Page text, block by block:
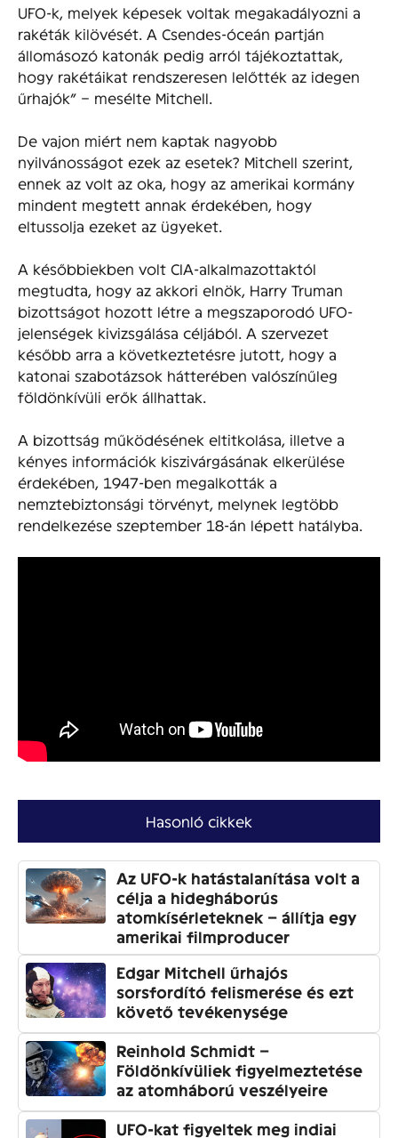
UFO-k, melyek képesek voltak megakadályozni a
rakéták kilövését. A Csendes-óceán partján
állomásozó katonák pedig arról tájékoztattak,
hogy rakétáikat rendszeresen lelőtték az idegen
űrhajók” – mesélte Mitchell.
De vajon miért nem kaptak nagyobb
nyilvánosságot ezek az esetek? Mitchell szerint,
ennek az volt az oka, hogy az amerikai kormány
mindent megtett annak érdekében, hogy
eltussolja ezeket az ügyeket.
A későbbiekben volt CIA-alkalmazottaktól
megtudta, hogy az akkori elnök, Harry Truman
bizottságot hozott létre a megszaporodó UFO-
jelenségek kivizsgálása céljából. A szervezet
később arra a következtetésre jutott, hogy a
katonai szabotázsok hátterében valószínűleg
földönkívüli erők állhattak.
A bizottság működésének eltitkolása, illetve a
kényes információk kiszivárgásának elkerülése
érdekében, 1947-ben megalkották a
nemztebiztonsági törvényt, melynek legtöbb
rendelkezése szeptember 18-án lépett hatályba.
Hasonló cikkek
Az UFO-k hatástalanítása volt a
célja a hidegháborús
atomkísérleteknek – állítja egy
amerikai filmproducer
Edgar Mitchell űrhajós
sorsfordító felismerése és ezt
követő tevékenysége
Reinhold Schmidt –
Földönkívüliek figyelmeztetése
az atomháború veszélyeire
UFO-kat figyeltek meg indiai